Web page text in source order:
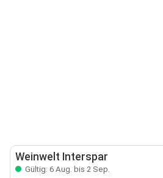
Weinwelt Interspar
Gültig: 6 Aug. bis 2 Sep.